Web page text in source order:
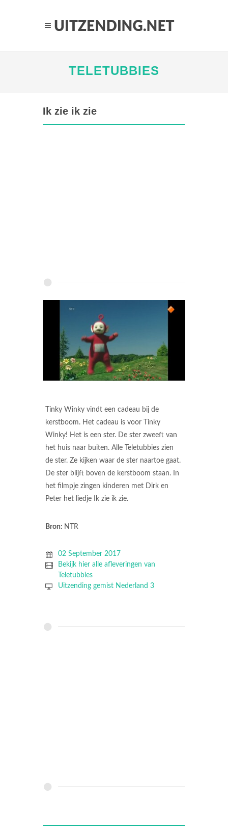
TELETUBBIES
Ik zie ik zie
Tinky Winky vindt een cadeau bij de
kerstboom. Het cadeau is voor Tinky
Winky! Het is een ster. De ster zweeft van
het huis naar buiten. Alle Teletubbies zien
de ster. Ze kijken waar de ster naartoe gaat.
De ster blijft boven de kerstboom staan. In
het filmpje zingen kinderen met Dirk en
Peter het liedje Ik zie ik zie.
Bron: NTR
02 September 2017
Bekijk hier alle afleveringen van
Teletubbies
Uitzending gemist Nederland 3